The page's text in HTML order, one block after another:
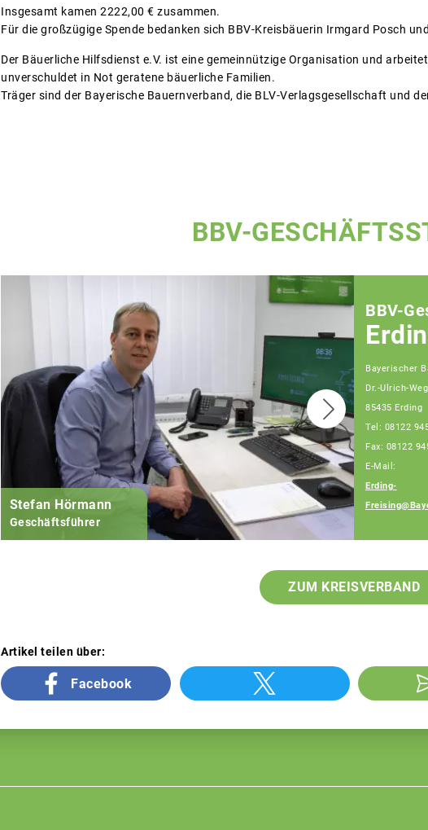
Insgesamt kamen 2222,00 € zusammen.
Für die großzügige Spende bedanken sich BBV-Kreisbäuerin Irmgard Posch
Der Bäuerliche Hilfsdienst e.V. ist eine gemeinnützige Organisation und
unverschuldet in Not geratene bäuerliche Familien.
Träger sind der Bayerische Bauernverband, die BLV-Verlagsgesellschaft und
BBV-
Stefan Hörmann
Geschäftsführer
Alois
BBV-
Bayerischer
Dr.-Ulrich-
85435 Erding
Tel: 08122
Fax: 08122
E-Mail:
Erding-
ZUM KREISVERBAND
Artikel teilen über:
Facebook